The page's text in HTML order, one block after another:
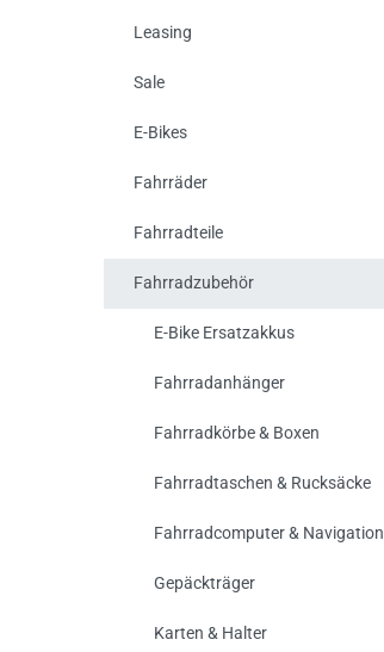
Leasing
Sale
E-Bikes
Fahrräder
Fahrradteile
Fahrradzubehör
E-Bike Ersatzakkus
Fahrradanhänger
Fahrradkörbe & Boxen
Fahrradtaschen & Rucksäcke
Fahrradcomputer & Navigation
Gepäckträger
Karten & Halter